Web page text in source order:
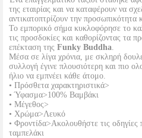
της εταιρίας και να καταφέρουν να
αντικατοπτρίζουν την προσωπικότητα
Το εμπορικό σήμα κυκλοφόρησε το
τις προσδοκίες και καθορίζοντας τα
επέκταση της Funky Buddha.
Μέσα σε λίγα χρόνια, με σκληρή
συλλογή έγινε πλουσιότερη και πιο
ήλιο να εμπνέει κάθε άτομο.
• Πρόσθετα χαρακτηριστικά>
• Ύφασμα>100% Βαμβάκι
• Μέγεθος>
• Χρώμα>Λευκό
• Φροντίδα>Ακολουθήστε τις οδηγίες
ταμπελάκι